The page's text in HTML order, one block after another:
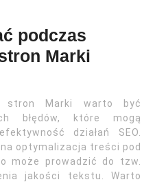
podczas
Marki
stron Marki warto być
błędów, które mogą
działań SEO.
optymalizacja treści pod
może prowadzić do tzw.
jakości tekstu. Warto